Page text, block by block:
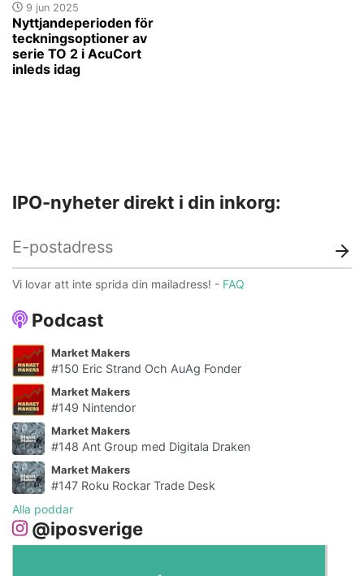
9 jun 2025
Nyttjandeperioden för
teckningsoptioner av
serie TO 2 i AcuCort
inleds idag
Podcast
Market Makers
#150 Eric Strand Och AuAg Fonder
Market Makers
#149 Nintendor
Market Makers
#148 Ant Group med Digitala Draken
Market Makers
#147 Roku Rockar Trade Desk
Alla poddar
@iposverige
IPO-nyheter direkt i din inkorg:
Vi lovar att inte sprida din mailadress! - FAQ